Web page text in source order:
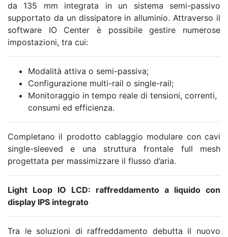
da 135 mm integrata in un sistema semi-passivo
supportato da un dissipatore in alluminio. Attraverso il
software IO Center è possibile gestire numerose
impostazioni, tra cui:
Modalità attiva o semi-passiva;
Configurazione multi-rail o single-rail;
Monitoraggio in tempo reale di tensioni, correnti,
consumi ed efficienza.
Completano il prodotto cablaggio modulare con cavi
single-sleeved e una struttura frontale full mesh
progettata per massimizzare il flusso d’aria.
Light Loop IO LCD: raffreddamento a liquido con
display IPS integrato
Tra le soluzioni di raffreddamento debutta il nuovo